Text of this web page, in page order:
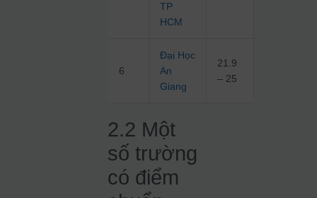
TP
HCM
6
Đại Học
An
Giang
21.9
– 25
2.2 Một
số trường
có điểm